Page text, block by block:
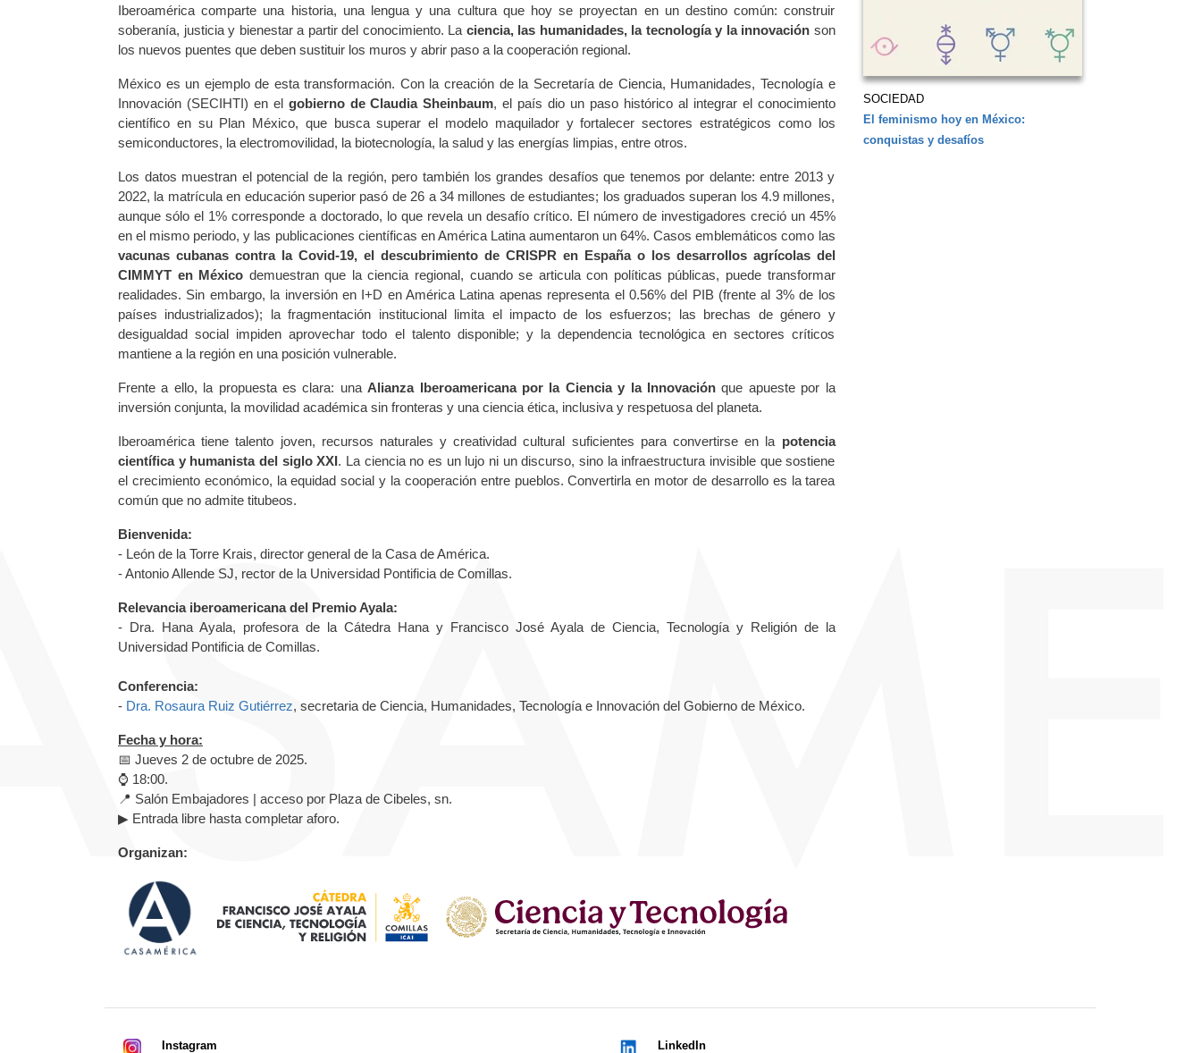
Iberoamérica comparte una historia, una lengua y una cultura que hoy se proyectan en un destino común: construir
soberanía, justicia y bienestar a partir del conocimiento. La ciencia, las humanidades, la tecnología y la innovación son
los nuevos puentes que deben sustituir los muros y abrir paso a la cooperación regional.
México es un ejemplo de esta transformación. Con la creación de la Secretaría de Ciencia, Humanidades, Tecnología e
Innovación (SECIHTI) en el gobierno de Claudia Sheinbaum, el país dio un paso histórico al integrar el conocimiento
científico en su Plan México, que busca superar el modelo maquilador y fortalecer sectores estratégicos como los
semiconductores, la electromovilidad, la biotecnología, la salud y las energías limpias, entre otros.
Los datos muestran el potencial de la región, pero también los grandes desafíos que tenemos por delante: entre 2013 y
2022, la matrícula en educación superior pasó de 26 a 34 millones de estudiantes; los graduados superan los 4.9 millones,
aunque sólo el 1% corresponde a doctorado, lo que revela un desafío crítico. El número de investigadores creció un 45%
en el mismo periodo, y las publicaciones científicas en América Latina aumentaron un 64%. Casos emblemáticos como las
vacunas cubanas contra la Covid-19, el descubrimiento de CRISPR en España o los desarrollos agrícolas del
CIMMYT en México demuestran que la ciencia regional, cuando se articula con políticas públicas, puede transformar
realidades. Sin embargo, la inversión en I+D en América Latina apenas representa el 0.56% del PIB (frente al 3% de los
países industrializados); la fragmentación institucional limita el impacto de los esfuerzos; las brechas de género y
desigualdad social impiden aprovechar todo el talento disponible; y la dependencia tecnológica en sectores críticos
mantiene a la región en una posición vulnerable.
Frente a ello, la propuesta es clara: una Alianza Iberoamericana por la Ciencia y la Innovaciónque apueste por la
inversión conjunta, la movilidad académica sin fronteras y una ciencia ética, inclusiva y respetuosa del planeta.
Iberoamérica tiene talento joven, recursos naturales y creatividad cultural suficientes para convertirse en la potencia
científica y humanista del siglo XXI. La ciencia no es un lujo ni un discurso, sino la infraestructura invisible que sostiene
el crecimiento económico, la equidad social y la cooperación entre pueblos. Convertirla en motor de desarrollo es la tarea
común que no admite titubeos.
Bienvenida:
- León de la Torre Krais, director general de la Casa de América.
- Antonio Allende SJ, rector de la Universidad Pontificia de Comillas.
Relevancia iberoamericana del Premio Ayala:
- Dra. Hana Ayala, profesora de la Cátedra Hana y Francisco José Ayala de Ciencia, Tecnología y Religión de la
Universidad Pontificia de Comillas.
Conferencia:
- Dra. Rosaura Ruiz Gutiérrez, secretaria de Ciencia, Humanidades, Tecnología e Innovación del Gobierno de México.
Fecha y hora:
📅 Jueves 2 de octubre de 2025.
⌚ 18:00.
📍 Salón Embajadores | acceso por Plaza de Cibeles, sn.
▶ Entrada libre hasta completar aforo.
Organizan:
SOCIEDAD
El feminismo hoy en México:
conquistas y desafíos
Instagram LinkedIn